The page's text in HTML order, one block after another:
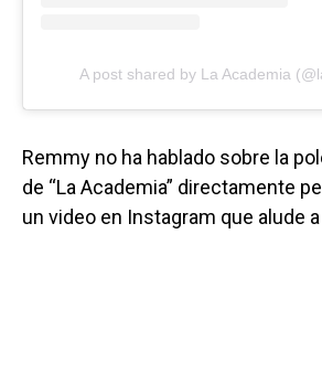
A post shared by La Academia
Remmy no ha hablado sobre la
de “La Academia” directamente
un video en Instagram que alude